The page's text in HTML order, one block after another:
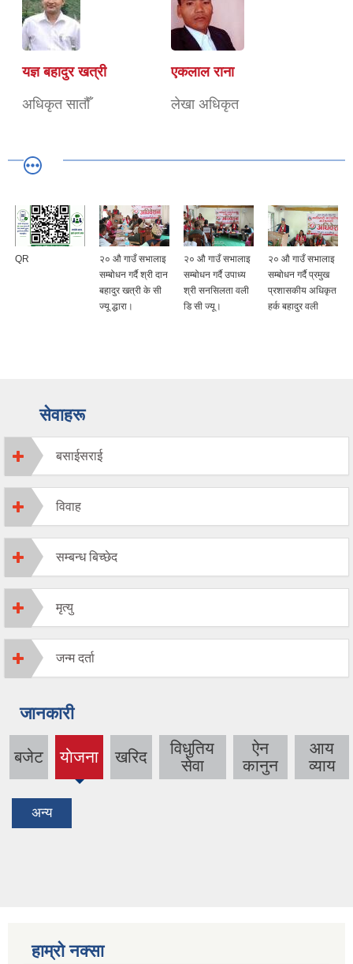
यज्ञ बहादुर खत्री
अधिकृत सातौँ
एकलाल राना
लेखा अधिकृत
QR
२० औ गाउँ सभालाइ
सम्बोधन गर्दै श्री दान
बहादुर खत्री के सी
ज्यू द्धारा।
२० औ गाउँ सभालाइ
सम्बोधन गर्दै उपाध्य
श्री सनसिलता वली
डि सी ज्यू।
२० औ गाउँ सभालाइ
सम्बोधन गर्दै प्रमुख
प्रशासकीय अधिकृत
हर्क बहादुर वली
सेवाहरू
बसाईसराई
विवाह
सम्बन्ध बिच्छेद
मृत्यु
जन्म दर्ता
जानकारी
बजेट याेजना
(active
tab)
खरिद
विधुतिय
सेवा
ऐन
कानुन
आय
व्याय
अन्य
हाम्रो नक्सा